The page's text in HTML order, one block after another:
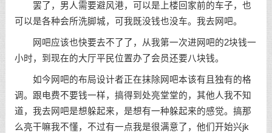
罢了，男人需要避风港，可以是上楼回家前的车子，也
可以是各种会所洗脚城，可我既没钱也没车。我去网吧。
网吧应该也快要去不了了，从我第一次进网吧的2块钱一
小时，到现在的大厅平民位置办了会员还要八块钱。
如今网吧的布局设计者正在抹除网吧本该有且独有的格
调。跟电费不要钱一样，搞得到处亮堂堂的，其他人我不知
道，我去网吧是想躲起来，是想有一种躲起来的感觉。搞那
么亮干嘛我不懂，不过有一点我是很满意了，他们开始兴jk